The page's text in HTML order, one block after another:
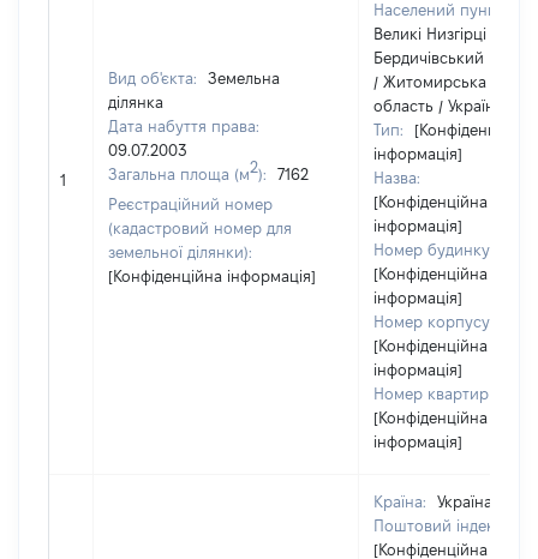
1
Вид об'єкта:
Земельна
ділянка
Дата набуття права:
09.07.2003
Загальна площа (м2):
7162
Реєстраційний номер
(кадастровий номер для
земельної ділянки):
[Конфіденційна інформація]
Населений пункт:
Великі Низгірці /
Бердичівський район
/ Житомирська
область / Україна
Тип:
[Конфіденційна
інформація]
Назва:
[Конфіденційна
інформація]
Номер будинку:
[Конфіденційна
інформація]
Номер корпусу:
[Конфіденційна
інформація]
Номер квартири:
[Конфіденційна
інформація]
Країна:
Україна
Поштовий індекс:
[Конфіденційна